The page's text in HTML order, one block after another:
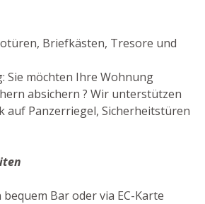
Briefkästen, Tresore und
Sie möchten Ihre Wohnung
absichern ? Wir unterstützen
auf Panzerriegel, Sicherheitstüren
Bar oder via EC-Karte